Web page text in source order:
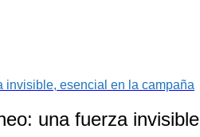
invisible, esencial en la campaña
una fuerza